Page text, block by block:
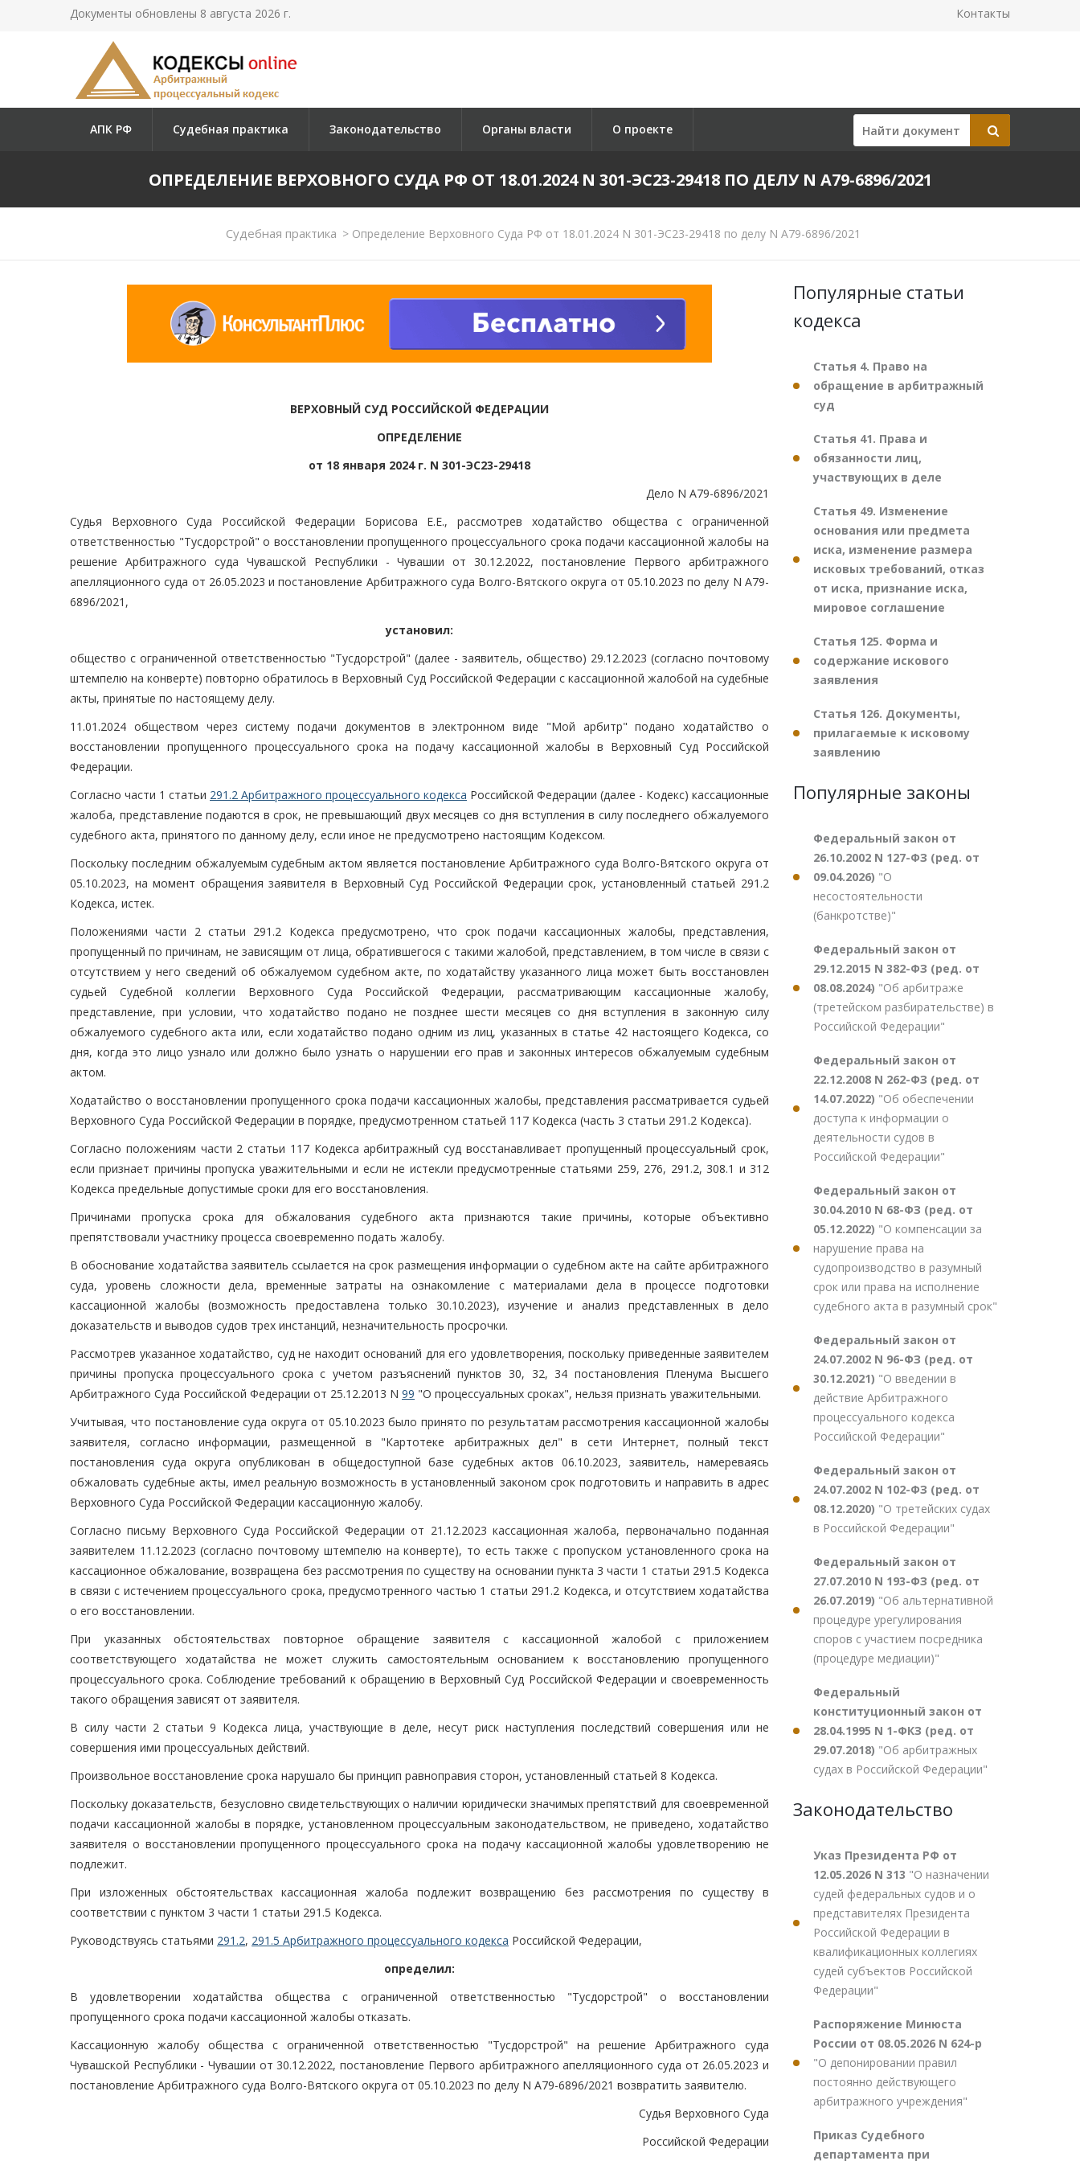
Документы обновлены 8 августа 2026 г. Контакты
АПК РФ Судебная практика Законодательство Органы власти О проекте
ОПРЕДЕЛЕНИЕ ВЕРХОВНОГО СУДА РФ ОТ 18.01.2024 N 301-ЭС23-29418 ПО ДЕЛУ N А79-6896/2021
Судебная практика >Определение Верховного Суда РФ от 18.01.2024 N 301-ЭС23-29418 по делу N А79-6896/2021
ВЕРХОВНЫЙ СУД РОССИЙСКОЙ ФЕДЕРАЦИИ
ОПРЕДЕЛЕНИЕ
от 18 января 2024 г. N 301-ЭС23-29418
Дело N А79-6896/2021
Судья Верховного Суда Российской Федерации Борисова Е.Е., рассмотрев ходатайство общества с ограниченной
ответственностью "Тусдорстрой" о восстановлении пропущенного процессуального срока подачи кассационной жалобы на
решение Арбитражного суда Чувашской Республики - Чувашии от 30.12.2022, постановление Первого арбитражного
апелляционного суда от 26.05.2023 и постановление Арбитражного суда Волго-Вятского округа от 05.10.2023 по делу N А79-
6896/2021,
установил:
общество с ограниченной ответственностью "Тусдорстрой" (далее - заявитель, общество) 29.12.2023 (согласно почтовому
штемпелю на конверте) повторно обратилось в Верховный Суд Российской Федерации с кассационной жалобой на судебные
акты, принятые по настоящему делу.
11.01.2024 обществом через систему подачи документов в электронном виде "Мой арбитр" подано ходатайство о
восстановлении пропущенного процессуального срока на подачу кассационной жалобы в Верховный Суд Российской
Федерации.
Согласно части 1 статьи 291.2 Арбитражного процессуального кодекса Российской Федерации (далее - Кодекс) кассационные
жалоба, представление подаются в срок, не превышающий двух месяцев со дня вступления в силу последнего обжалуемого
судебного акта, принятого по данному делу, если иное не предусмотрено настоящим Кодексом.
Поскольку последним обжалуемым судебным актом является постановление Арбитражного суда Волго-Вятского округа от
05.10.2023, на момент обращения заявителя в Верховный Суд Российской Федерации срок, установленный статьей 291.2
Кодекса, истек.
Положениями части 2 статьи 291.2 Кодекса предусмотрено, что срок подачи кассационных жалобы, представления,
пропущенный по причинам, не зависящим от лица, обратившегося с такими жалобой, представлением, в том числе в связи с
отсутствием у него сведений об обжалуемом судебном акте, по ходатайству указанного лица может быть восстановлен
судьей Судебной коллегии Верховного Суда Российской Федерации, рассматривающим кассационные жалобу,
представление, при условии, что ходатайство подано не позднее шести месяцев со дня вступления в законную силу
обжалуемого судебного акта или, если ходатайство подано одним из лиц, указанных в статье 42 настоящего Кодекса, со
дня, когда это лицо узнало или должно было узнать о нарушении его прав и законных интересов обжалуемым судебным
актом.
Ходатайство о восстановлении пропущенного срока подачи кассационных жалобы, представления рассматривается судьей
Верховного Суда Российской Федерации в порядке, предусмотренном статьей 117 Кодекса (часть 3 статьи 291.2 Кодекса).
Согласно положениям части 2 статьи 117 Кодекса арбитражный суд восстанавливает пропущенный процессуальный срок,
если признает причины пропуска уважительными и если не истекли предусмотренные статьями 259, 276, 291.2, 308.1 и 312
Кодекса предельные допустимые сроки для его восстановления.
Причинами пропуска срока для обжалования судебного акта признаются такие причины, которые объективно
препятствовали участнику процесса своевременно подать жалобу.
В обоснование ходатайства заявитель ссылается на срок размещения информации о судебном акте на сайте арбитражного
суда, уровень сложности дела, временные затраты на ознакомление с материалами дела в процессе подготовки
кассационной жалобы (возможность предоставлена только 30.10.2023), изучение и анализ представленных в дело
доказательств и выводов судов трех инстанций, незначительность просрочки.
Рассмотрев указанное ходатайство, суд не находит оснований для его удовлетворения, поскольку приведенные заявителем
причины пропуска процессуального срока с учетом разъяснений пунктов 30, 32, 34 постановления Пленума Высшего
Арбитражного Суда Российской Федерации от 25.12.2013 N 99 "О процессуальных сроках", нельзя признать уважительными.
Учитывая, что постановление суда округа от 05.10.2023 было принято по результатам рассмотрения кассационной жалобы
заявителя, согласно информации, размещенной в "Картотеке арбитражных дел" в сети Интернет, полный текст
постановления суда округа опубликован в общедоступной базе судебных актов 06.10.2023, заявитель, намереваясь
обжаловать судебные акты, имел реальную возможность в установленный законом срок подготовить и направить в адрес
Верховного Суда Российской Федерации кассационную жалобу.
Согласно письму Верховного Суда Российской Федерации от 21.12.2023 кассационная жалоба, первоначально поданная
заявителем 11.12.2023 (согласно почтовому штемпелю на конверте), то есть также с пропуском установленного срока на
кассационное обжалование, возвращена без рассмотрения по существу на основании пункта 3 части 1 статьи 291.5 Кодекса
в связи с истечением процессуального срока, предусмотренного частью 1 статьи 291.2 Кодекса, и отсутствием ходатайства
о его восстановлении.
При указанных обстоятельствах повторное обращение заявителя с кассационной жалобой с приложением
соответствующего ходатайства не может служить самостоятельным основанием к восстановлению пропущенного
процессуального срока. Соблюдение требований к обращению в Верховный Суд Российской Федерации и своевременность
такого обращения зависят от заявителя.
В силу части 2 статьи 9 Кодекса лица, участвующие в деле, несут риск наступления последствий совершения или не
совершения ими процессуальных действий.
Произвольное восстановление срока нарушало бы принцип равноправия сторон, установленный статьей 8 Кодекса.
Поскольку доказательств, безусловно свидетельствующих о наличии юридически значимых препятствий для своевременной
подачи кассационной жалобы в порядке, установленном процессуальным законодательством, не приведено, ходатайство
заявителя о восстановлении пропущенного процессуального срока на подачу кассационной жалобы удовлетворению не
подлежит.
При изложенных обстоятельствах кассационная жалоба подлежит возвращению без рассмотрения по существу в
соответствии с пунктом 3 части 1 статьи 291.5 Кодекса.
Руководствуясь статьями 291.2, 291.5 Арбитражного процессуального кодекса Российской Федерации,
определил:
В удовлетворении ходатайства общества с ограниченной ответственностью "Тусдорстрой" о восстановлении
пропущенного срока подачи кассационной жалобы отказать.
Кассационную жалобу общества с ограниченной ответственностью "Тусдорстрой" на решение Арбитражного суда
Чувашской Республики - Чувашии от 30.12.2022, постановление Первого арбитражного апелляционного суда от 26.05.2023 и
постановление Арбитражного суда Волго-Вятского округа от 05.10.2023 по делу N А79-6896/2021 возвратить заявителю.
Судья Верховного Суда
Российской Федерации
Популярные статьи
кодекса
Статья 4. Право на
обращение в арбитражный
суд
Статья 41. Права и
обязанности лиц,
участвующих в деле
Статья 49. Изменение
основания или предмета
иска, изменение размера
исковых требований, отказ
от иска, признание иска,
мировое соглашение
Статья 125. Форма и
содержание искового
заявления
Статья 126. Документы,
прилагаемые к исковому
заявлению
Популярные законы
Федеральный закон от
26.10.2002 N 127-ФЗ (ред. от
09.04.2026) "О
несостоятельности
(банкротстве)"
Федеральный закон от
29.12.2015 N 382-ФЗ (ред. от
08.08.2024) "Об арбитраже
(третейском разбирательстве) в
Российской Федерации"
Федеральный закон от
22.12.2008 N 262-ФЗ (ред. от
14.07.2022) "Об обеспечении
доступа к информации о
деятельности судов в
Российской Федерации"
Федеральный закон от
30.04.2010 N 68-ФЗ (ред. от
05.12.2022) "О компенсации за
нарушение права на
судопроизводство в разумный
срок или права на исполнение
судебного акта в разумный срок"
Федеральный закон от
24.07.2002 N 96-ФЗ (ред. от
30.12.2021) "О введении в
действие Арбитражного
процессуального кодекса
Российской Федерации"
Федеральный закон от
24.07.2002 N 102-ФЗ (ред. от
08.12.2020) "О третейских судах
в Российской Федерации"
Федеральный закон от
27.07.2010 N 193-ФЗ (ред. от
26.07.2019) "Об альтернативной
процедуре урегулирования
споров с участием посредника
(процедуре медиации)"
Федеральный
конституционный закон от
28.04.1995 N 1-ФКЗ (ред. от
29.07.2018) "Об арбитражных
судах в Российской Федерации"
Законодательство
Указ Президента РФ от
12.05.2026 N 313 "О назначении
судей федеральных судов и о
представителях Президента
Российской Федерации в
квалификационных коллегиях
судей субъектов Российской
Федерации"
Распоряжение Минюста
России от 08.05.2026 N 624-р
"О депонировании правил
постоянно действующего
арбитражного учреждения"
Приказ Судебного
департамента при